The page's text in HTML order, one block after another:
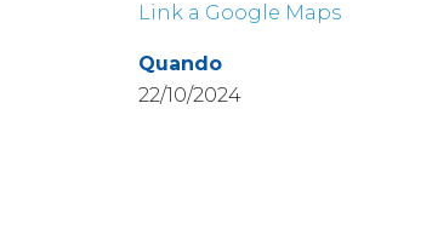
Link a Google Maps
Quando
22/10/2024